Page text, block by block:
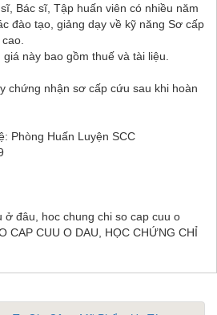
Bác sĩ, Tập huấn viên có nhiều năm
đào tạo, giảng dạy về kỹ năng Sơ cấp
này bao gồm thuế và tài liệu.
chứng nhận sơ cấp cứu sau khi hoàn
Phòng Huấn Luyện SCC
ở đâu, hoc chung chi so cap cuu o
CAP CUU O DAU, HỌC CHỨNG CHỈ